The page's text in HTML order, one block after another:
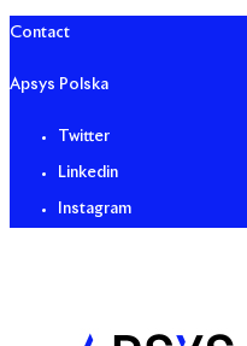
Contact
Apsys Polska
Twitter
Linkedin
Instagram